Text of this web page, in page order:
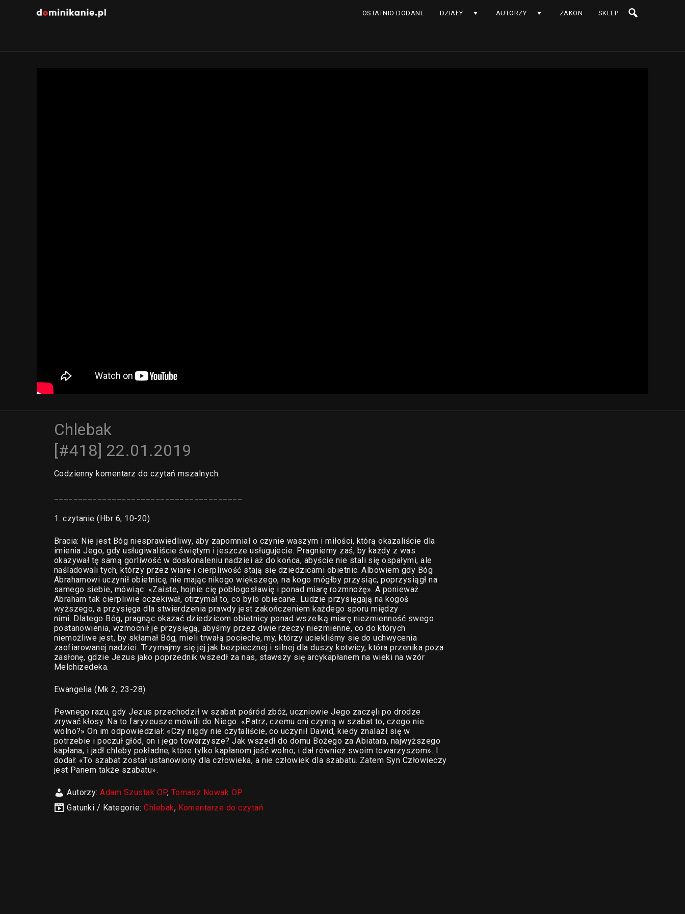
OSTATNIO DODANE DZIAŁY AUTORZY ZAKON SKLEP
Chlebak
[#418] 22.01.2019
Codzienny komentarz do czytań mszalnych.
1. czytanie (Hbr 6, 10-20)
Bracia: Nie jest Bóg niesprawiedliwy, aby zapomniał o czynie waszym i miłości, którą okazaliście dla
imienia Jego, gdy usługiwaliście świętym i jeszcze usługujecie. Pragniemy zaś, by każdy z was
okazywał tę samą gorliwość w doskonaleniu nadziei aż do końca, abyście nie stali się ospałymi, ale
naśladowali tych, którzy przez wiarę i cierpliwość stają się dziedzicami obietnic. Albowiem gdy Bóg
Abrahamowi uczynił obietnicę, nie mając nikogo większego, na kogo mógłby przysiąc, poprzysiągł na
samego siebie, mówiąc: «Zaiste, hojnie cię pobłogosławię i ponad miarę rozmnożę». A ponieważ
Abraham tak cierpliwie oczekiwał, otrzymał to, co było obiecane. Ludzie przysięgają na kogoś
wyższego, a przysięga dla stwierdzenia prawdy jest zakończeniem każdego sporu między
nimi. Dlatego Bóg, pragnąc okazać dziedzicom obietnicy ponad wszelką miarę niezmienność swego
postanowienia, wzmocnił je przysięgą, abyśmy przez dwie rzeczy niezmienne, co do których
niemożliwe jest, by skłamał Bóg, mieli trwałą pociechę, my, którzy uciekliśmy się do uchwycenia
zaofiarowanej nadziei. Trzymajmy się jej jak bezpiecznej i silnej dla duszy kotwicy, która przenika poza
zasłonę, gdzie Jezus jako poprzednik wszedł za nas, stawszy się arcykapłanem na wieki na wzór
Melchizedeka.
Ewangelia (Mk 2, 23-28)
Pewnego razu, gdy Jezus przechodził w szabat pośród zbóż, uczniowie Jego zaczęli po drodze
zrywać kłosy. Na to faryzeusze mówili do Niego: «Patrz, czemu oni czynią w szabat to, czego nie
wolno?» On im odpowiedział: «Czy nigdy nie czytaliście, co uczynił Dawid, kiedy znalazł się w
potrzebie i poczuł głód, on i jego towarzysze? Jak wszedł do domu Bożego za Abiatara, najwyższego
kapłana, i jadł chleby pokładne, które tylko kapłanom jeść wolno; i dał również swoim towarzyszom». I
dodał: «To szabat został ustanowiony dla człowieka, a nie człowiek dla szabatu. Zatem Syn Człowieczy
jest Panem także szabatu».
Autorzy:Adam Szustak OP, Tomasz Nowak OP
Gatunki / Kategorie:Chlebak, Komentarze do czytań